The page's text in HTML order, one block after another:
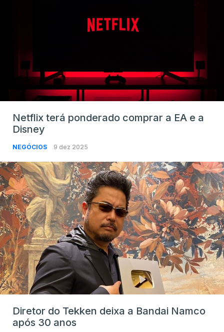
Netflix terá ponderado comprar a EA e a
Disney
NEGÓCIOS 9 dez 2025
Diretor do Tekken deixa a Bandai Namco
após 30 anos